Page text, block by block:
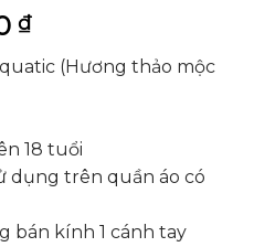
₫
(Hương thảo mộc
18 tuổi
dụng trên quần áo có
bán kính 1 cánh tay